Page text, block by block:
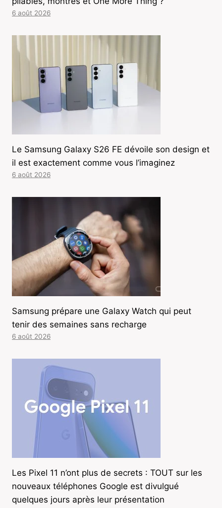
6 août 2026
Le Samsung Galaxy S26 FE dévoile son design et
il est exactement comme vous l’imaginez
6 août 2026
Samsung prépare une Galaxy Watch qui peut
tenir des semaines sans recharge
6 août 2026
Les Pixel 11 n’ont plus de secrets : TOUT sur les
nouveaux téléphones Google est divulgué
quelques jours après leur présentation